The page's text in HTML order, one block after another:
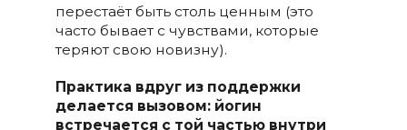
перестаёт быть столь ценным (это
часто бывает с чувствами, которые
теряют свою новизну).
Практика вдруг из поддержки
делается вызовом: йогин
встречается с той частью внутри